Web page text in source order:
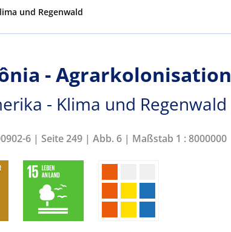
und Regenwald
- Agrarkolonisation
- Klima und Regenwald
6 | Seite 249 | Abb. 6 | Maßstab 1 : 8000000